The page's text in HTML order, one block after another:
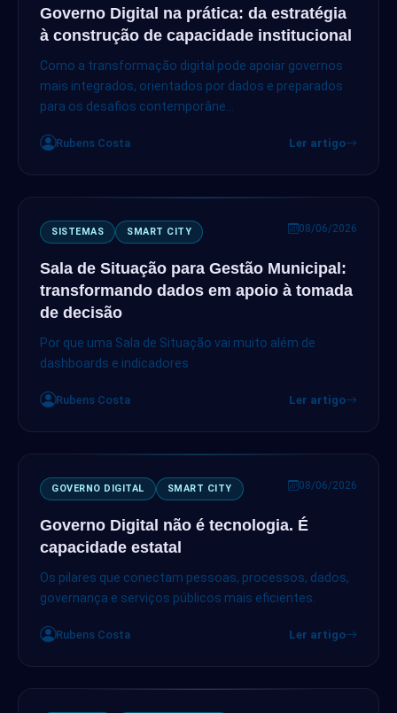
Governo Digital na prática: da estratégia
à construção de capacidade institucional
Como a transformação digital pode apoiar governos
mais integrados, orientados por dados e preparados
para os desafios contemporâne...
Rubens Costa Ler artigo
SISTEMAS SMART CITY 08/06/2026
Sala de Situação para Gestão Municipal:
transformando dados em apoio à tomada
de decisão
Por que uma Sala de Situação vai muito além de
dashboards e indicadores
Rubens Costa Ler artigo
GOVERNO DIGITAL SMART CITY 08/06/2026
Governo Digital não é tecnologia. É
capacidade estatal
Os pilares que conectam pessoas, processos, dados,
governança e serviços públicos mais eficientes.
Rubens Costa Ler artigo